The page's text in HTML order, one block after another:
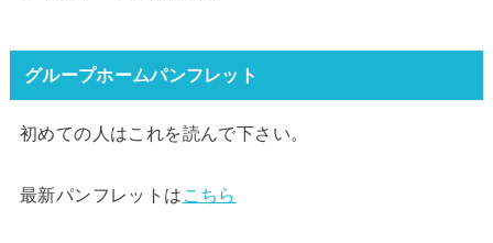
グループホームパンフレット
初めての人はこれを読んで下さい。
最新パンフレットは こちら